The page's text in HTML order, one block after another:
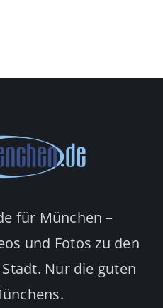
für München –
und Fotos zu den
Nur die guten